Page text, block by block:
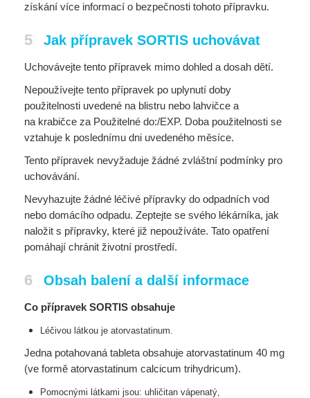
získání více informací o bezpečnosti tohoto přípravku.
5 Jak přípravek SORTIS uchovávat
Uchovávejte tento přípravek mimo dohled a dosah dětí.
Nepoužívejte tento přípravek po uplynutí doby
použitelnosti uvedené na blistru nebo lahvičce a
na krabičce za Použitelné do:/EXP. Doba použitelnosti se
vztahuje k poslednímu dni uvedeného měsíce.
Tento přípravek nevyžaduje žádné zvláštní podmínky pro
uchovávání.
Nevyhazujte žádné léčivé přípravky do odpadních vod
nebo domácího odpadu. Zeptejte se svého lékárníka, jak
naložit s přípravky, které již nepoužíváte. Tato opatření
pomáhají chránit životní prostředí.
6 Obsah balení a další informace
Co přípravek SORTIS obsahuje
Léčivou látkou je atorvastatinum.
Jedna potahovaná tableta obsahuje atorvastatinum 40 mg
(ve formě atorvastatinum calcicum trihydricum).
Pomocnými látkami jsou: uhličitan vápenatý,